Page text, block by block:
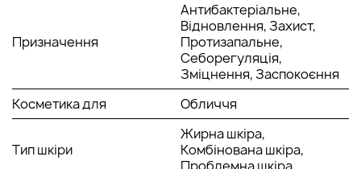
Корекція стану жирної та змішаної шкіри, відновлення шкіри
в період постакне, корекція саловиділення, зменшення
Активні компоненти:
SH-поліпептид-7, екстракт ферментованого соєвого
молока, аргінін, екстракт соснової кори, пантенол,
гіалуронат натрію, гліколева кислота, екстракт гамамелісу,
рослинні стовбурові клітини винограду та троянди,
Призначення
Антибактеріальне,
Відновлення, Захист,
Протизапальне,
Себорегуляція,
Зміцнення, Заспокоєння
Косметика для
Обличчя
Тип шкіри
Жирна шкіра,
Комбінована шкіра,